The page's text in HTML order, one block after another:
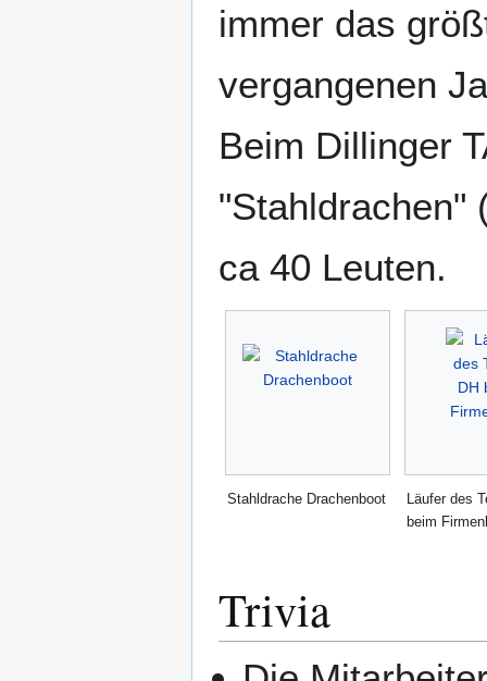
immer das
vergangenen
Beim Dillinger
"Stahldrachen"
ca 40 Leuten.
Stahldrache Drachenboot
Läufer des
beim
Trivia